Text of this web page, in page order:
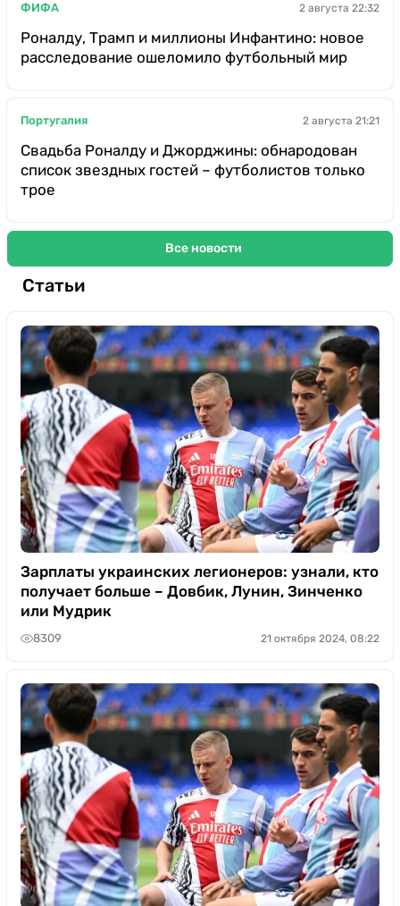
ФИФА 2 августа 22:32
Роналду, Трамп и миллионы Инфантино: новое
расследование ошеломило футбольный мир
Португалия 2 августа 21:21
Свадьба Роналду и Джорджины: обнародован
список звездных гостей – футболистов только
трое
Все новости
Статьи
Зарплаты украинских легионеров: узнали, кто
получает больше – Довбик, Лунин, Зинченко
или Мудрик
8309 21 октября 2024, 08:22